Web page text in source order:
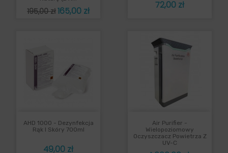
Cena
195,00 zł Cena
165,00 zł
Cena
72,00 zł
AHD 1000 - Dezynfekcja
Rąk I Skóry 700ml
Cena
49,00 zł
Air Purifier -
Wielopoziomowy
Oczyszczacz Powietrza Z
UV-C